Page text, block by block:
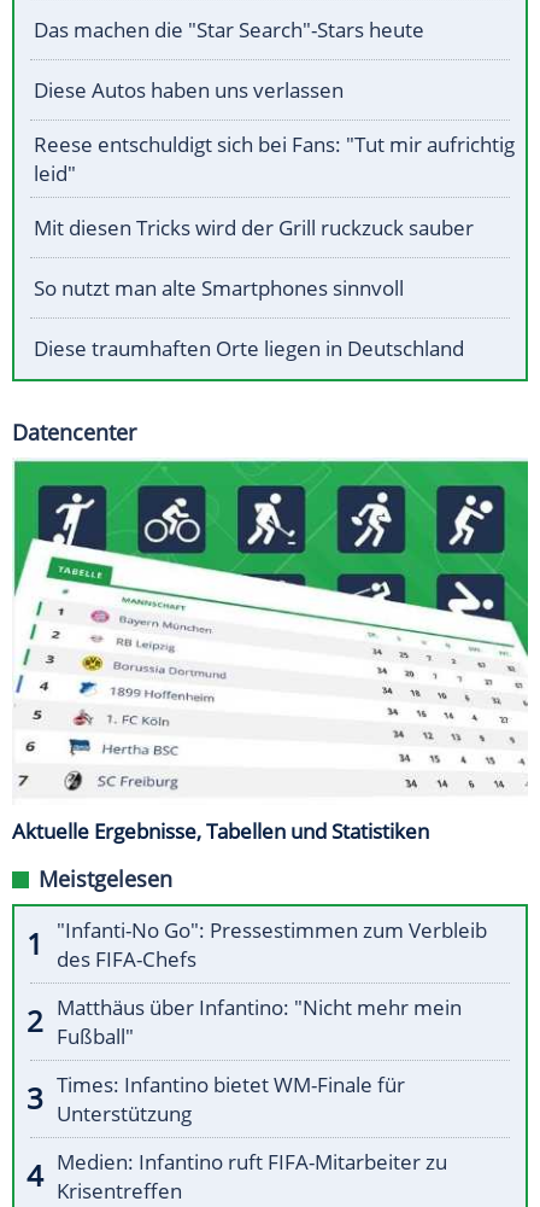
Das machen die "Star Search"-Stars heute
Diese Autos haben uns verlassen
Reese entschuldigt sich bei Fans: "Tut mir aufrichtig
leid"
Mit diesen Tricks wird der Grill ruckzuck sauber
So nutzt man alte Smartphones sinnvoll
Diese traumhaften Orte liegen in Deutschland
Datencenter
Aktuelle Ergebnisse, Tabellen und Statistiken
Meistgelesen
"Infanti-No Go": Pressestimmen zum Verbleib
des FIFA-Chefs
Matthäus über Infantino: "Nicht mehr mein
Fußball"
Times: Infantino bietet WM-Finale für
Unterstützung
Medien: Infantino ruft FIFA-Mitarbeiter zu
Krisentreffen